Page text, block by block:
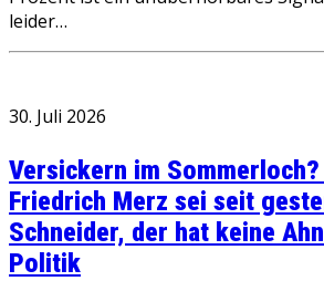
leider…
30. Juli 2026
Versickern im
Friedrich Merz sei seit
Schneider, der hat keine
Politik